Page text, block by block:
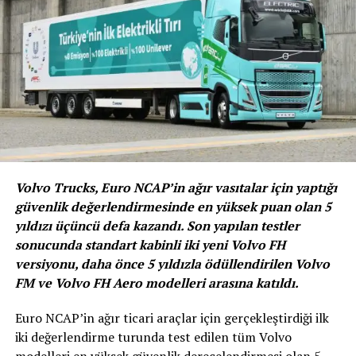
Expert’in içinde yer alacak.
Ayrıca, İstanbul’da hali hazırda operasyonlarını
sürdüren, Libadiye, Maltepe, Cennet, Kanyon,
Maslak ve Yenibosna’daki VavaCars Satın Alma
Merkezlerine artık Ataşehir de eklenecek.
VavaCars’tan Ankara’ya 1400
metrekarelik, amiral satın alma merkezi
Ağustos ayında Ankara – Ümitköy’de açılacak VavaCars
Satın Alma Merkezi, 1.400 metrekareye yayılan alanı ile
yüksek kapasitede hizmet vermeye hazırlanıyor. Bu
merkez sayesinde, 2. el araç piyasasının %20’sini
oluşturan İstanbul’un ardından %12 ile ikinci sırada
gelen Başkent, VavaCars’ın hayat kolaylaştıran
olarak konumlandırılan merkezde deneyimlerle yurt
çapında müşteri hizmetlerinin daha da
Volvo Trucks, Euro NCAP’in ağır vasıtalar için yaptığı
güvenlik değerlendirmesinde en yüksek puan olan 5
yıldızı üçüncü defa kazandı. Son yapılan testler
sonucunda standart kabinli iki yeni Volvo FH
versiyonu, daha önce 5 yıldızla ödüllendirilen Volvo
FM ve Volvo FH Aero modelleri arasına katıldı.
Euro NCAP’in ağır ticari araçlar için gerçekleştirdiği ilk
iki değerlendirme turunda test edilen tüm Volvo